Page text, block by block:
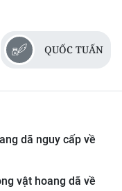
QUỐC TUẤN
dã nguy cấp về
vật hoang dã về